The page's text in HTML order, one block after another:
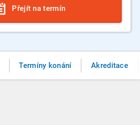
Přejít na termín
Termíny konání Akreditace